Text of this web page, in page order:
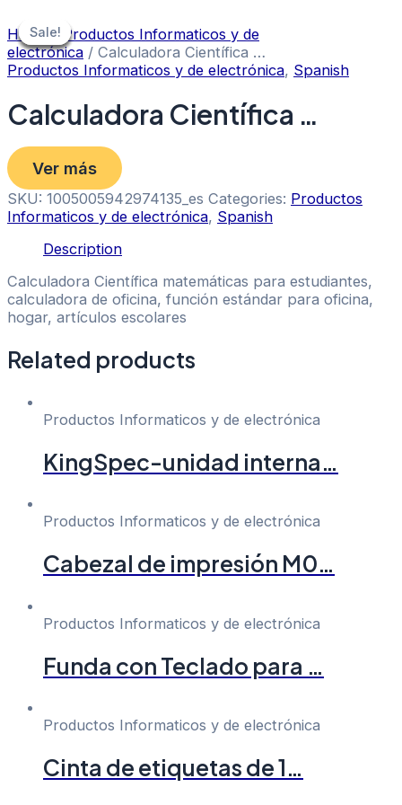
to
content
Home/ Productos Informaticos y de
electrónica / Calculadora Científica …
Productos Informaticos y de electrónica, Spanish
Calculadora Científica …
Ver más
SKU: 1005005942974135_es Categories: Productos
Informaticos y de electrónica, Spanish
Description
Calculadora Científica matemáticas para estudiantes,
calculadora de oficina, función estándar para oficina,
hogar, artículos escolares
Related products
Sale!
Sale!
Productos Informaticos y de electrónica
KingSpec-unidad interna…
Productos Informaticos y de electrónica
Cabezal de impresión M0…
Sale!
Sale!
Productos Informaticos y de electrónica
Funda con Teclado para …
Sale!
Sale!
Productos Informaticos y de electrónica
Cinta de etiquetas de 1…